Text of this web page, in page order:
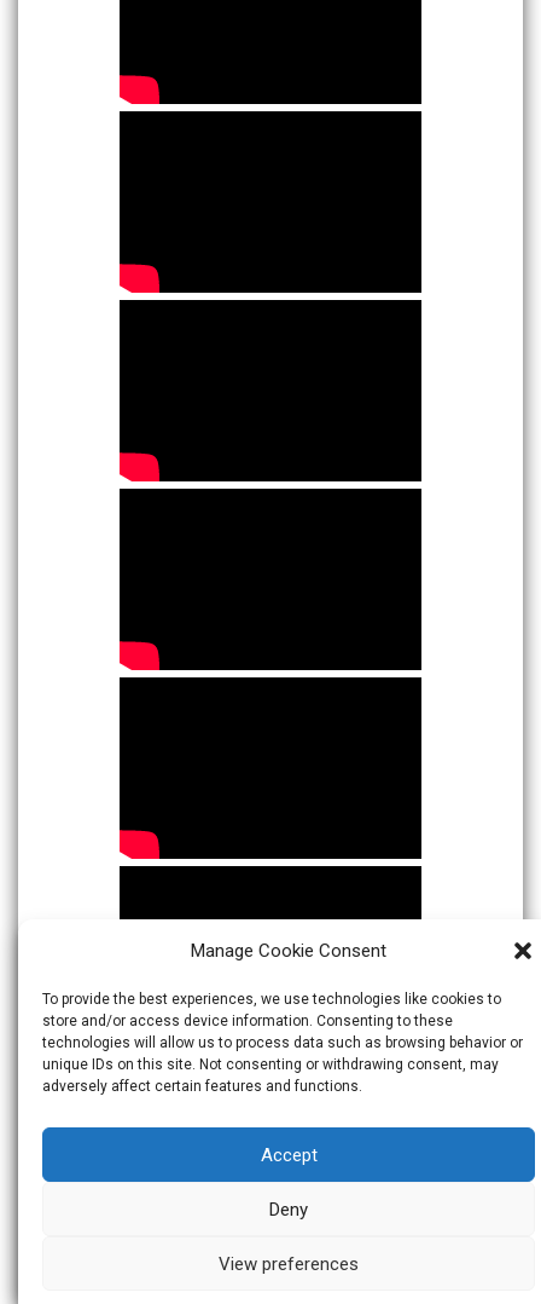
Manage Cookie Consent
To provide the best experiences, we use technologies like cookies to
store and/or access device information. Consenting to these
technologies will allow us to process data such as browsing behavior or
unique IDs on this site. Not consenting or withdrawing consent, may
adversely affect certain features and functions.
Accept
Deny
View preferences